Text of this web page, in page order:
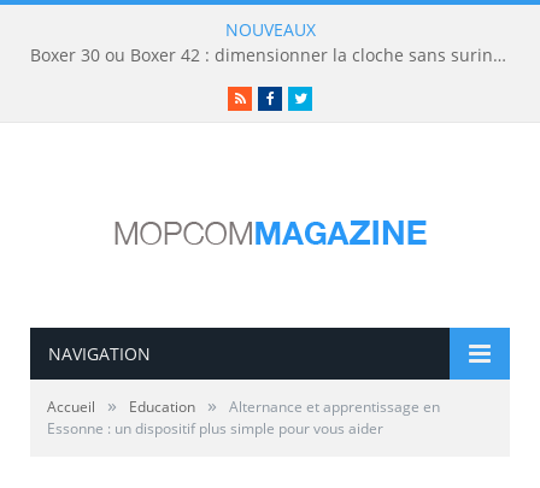
NOUVEAUX
Boxer 30 ou Boxer 42 : dimensionner la cloche sans surinvestir
RSSFacebookTwitter
NAVIGATION
Accueil » Education »
Alternance et apprentissage en
Essonne : un dispositif plus simple pour vous aider